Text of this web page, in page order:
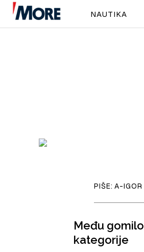
NAUTIKA
PIŠE: A-IGOR
Među
kategorije